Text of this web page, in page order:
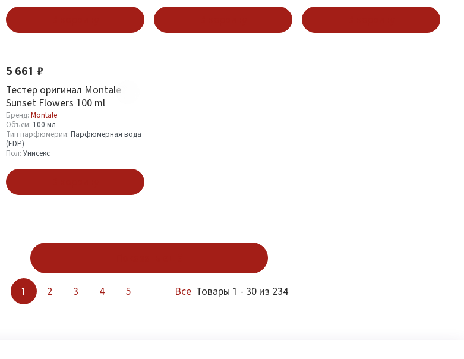
5 661 ₽
Тестер оригинал Montale
Sunset Flowers 100 ml
Бренд: Montale
Объём: 100 мл
Тип парфюмерии: Парфюмерная вода
(EDP)
Пол: Унисекс
1 2 3 4 5 Все Товары 1 - 30 из 234